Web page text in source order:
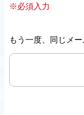
※必須入力
もう一度、同じメ